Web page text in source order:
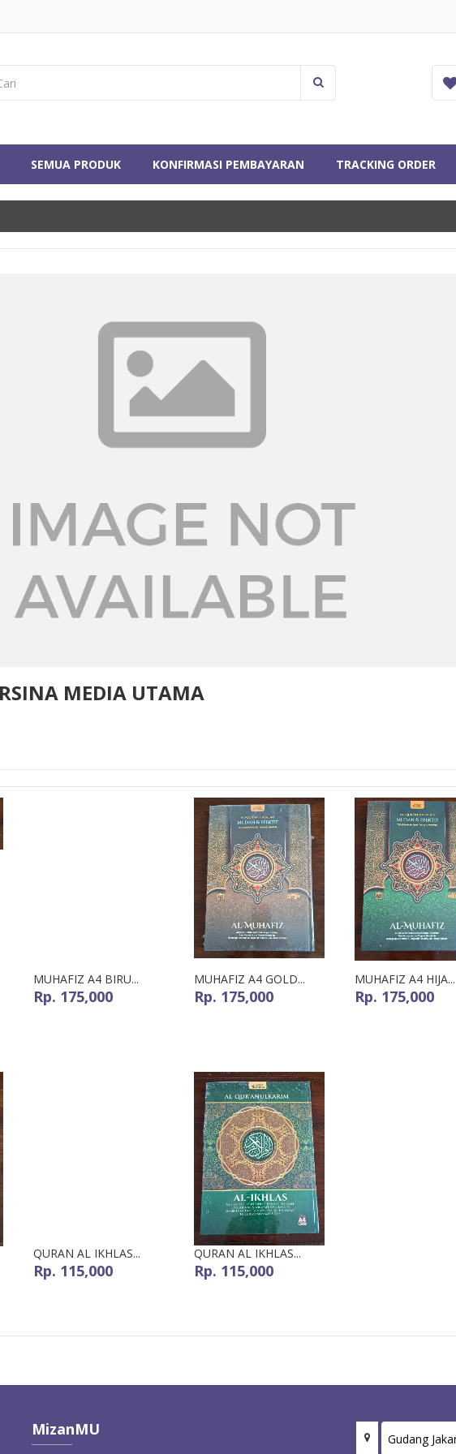
SEMUA PRODUK KONFIRMASI PEMBAYARAN TRACKING ORDER
MEDIA UTAMA
MUHAFIZ A4 BIRU...
Rp. 175,000
MUHAFIZ A4 GOLD...
Rp. 175,000
MUHAFIZ A4 HIJA...
Rp. 175,000
QURAN AL IKHLAS...
Rp. 115,000
QURAN AL IKHLAS...
Rp. 115,000
MizanMU